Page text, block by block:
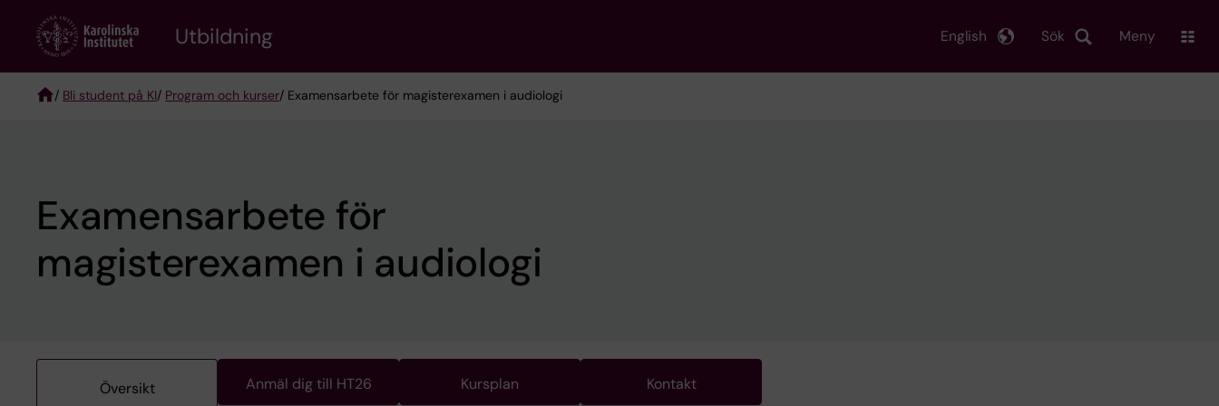
content
Utbildning Sök
English Meny
/ Bli student på KI/ Program och kurser/ Examensarbete för magisterexamen i audiologi
Examensarbete för
magisterexamen i audiologi
Översikt Anmäl dig till HT26 Kursplan Kontakt